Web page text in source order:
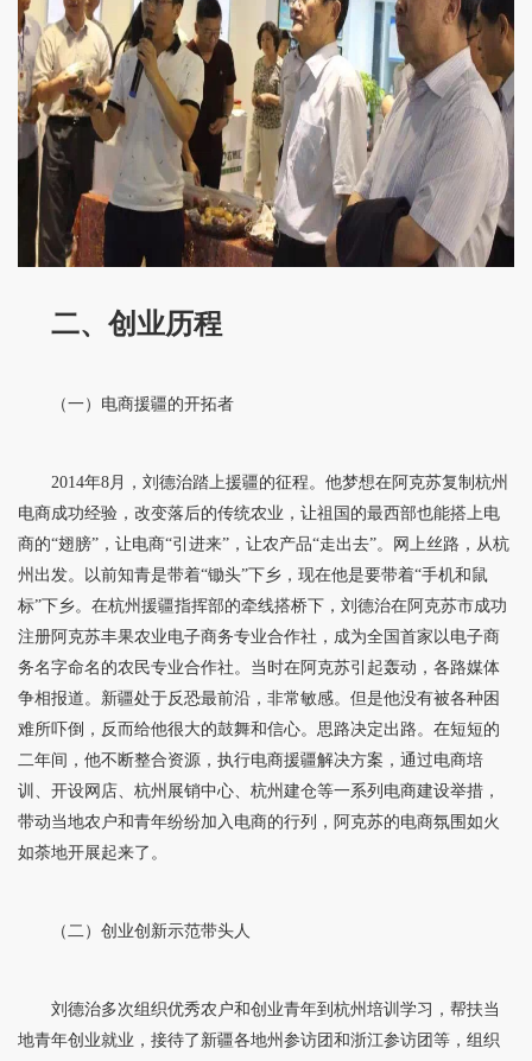
二、创业历程
（一）电商援疆的开拓者
2014年8月，刘德治踏上援疆的征程。他梦想在阿克苏复制杭州
电商成功经验，改变落后的传统农业，让祖国的最西部也能搭上电
商的“翅膀”，让电商“引进来”，让农产品“走出去”。网上丝路，从杭
州出发。以前知青是带着“锄头”下乡，现在他是要带着“手机和鼠
标”下乡。在杭州援疆指挥部的牵线搭桥下，刘德治在阿克苏市成功
注册阿克苏丰果农业电子商务专业合作社，成为全国首家以电子商
务名字命名的农民专业合作社。当时在阿克苏引起轰动，各路媒体
争相报道。新疆处于反恐最前沿，非常敏感。但是他没有被各种困
难所吓倒，反而给他很大的鼓舞和信心。思路决定出路。在短短的
二年间，他不断整合资源，执行电商援疆解决方案，通过电商培
训、开设网店、杭州展销中心、杭州建仓等一系列电商建设举措，
带动当地农户和青年纷纷加入电商的行列，阿克苏的电商氛围如火
如荼地开展起来了。
（二）创业创新示范带头人
刘德治多次组织优秀农户和创业青年到杭州培训学习，帮扶当
地青年创业就业，接待了新疆各地州参访团和浙江参访团等，组织